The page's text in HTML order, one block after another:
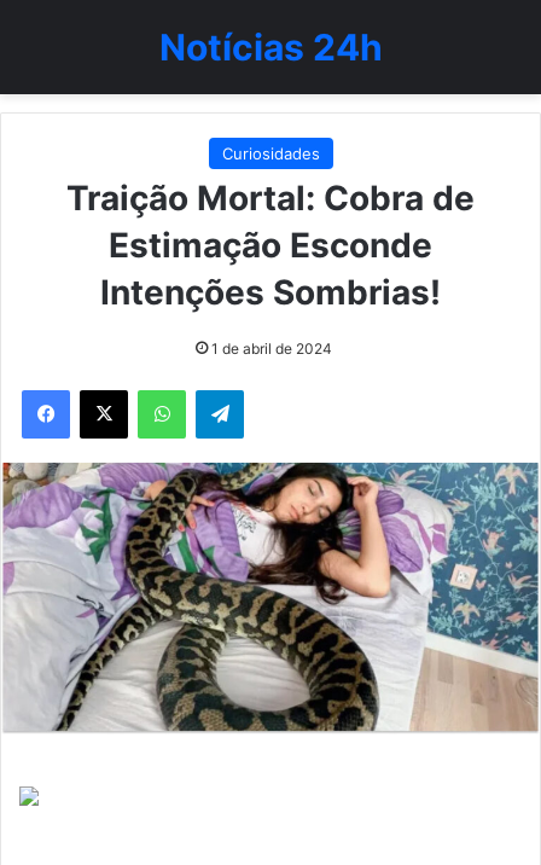
Notícias 24h
Curiosidades
Traição Mortal: Cobra de
Estimação Esconde
Intenções Sombrias!
1 de abril de 2024
WhatsAppTelegram